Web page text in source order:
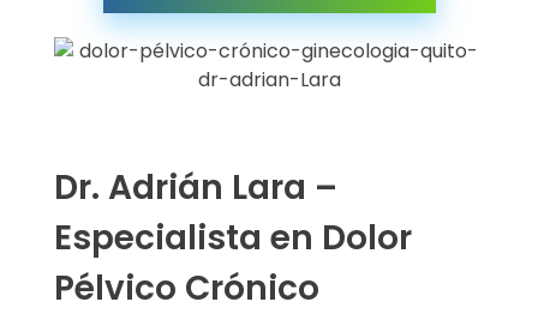
Dr. Adrián Lara –
Especialista en Dolor
Pélvico Crónico